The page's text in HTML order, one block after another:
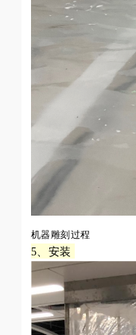
机器雕刻过程
5、安装